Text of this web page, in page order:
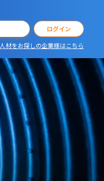
ログイン
人材をお探しの企業様はこちら